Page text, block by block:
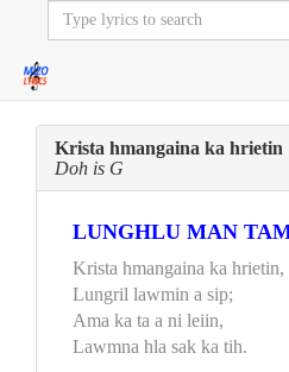
Krista hmangaina ka hrietin
Doh is G
LUNGHLU MAN
Krista hmangaina ka hrietin,
Lungril lawmin a sip;
Ama ka ta a ni leiin,
Lawmna hla sak ka tih.